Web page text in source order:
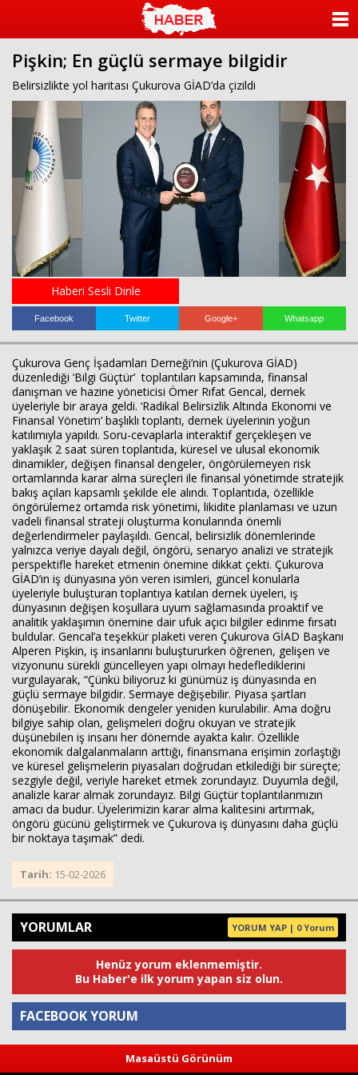
Pişkin; En güçlü sermaye bilgidir
Belirsizlikte yol haritası Çukurova GİAD’da çizildi
Haberi Sesli Dinle
Facebook Twitter Google+ Whatsapp
Çukurova Genç İşadamları Derneği’nin (Çukurova GİAD)
düzenlediği ‘Bilgi Güçtür’ toplantıları kapsamında, finansal
danışman ve hazine yöneticisi Ömer Rıfat Gencal, dernek
üyeleriyle bir araya geldi. ‘Radikal Belirsizlik Altında Ekonomi ve
Finansal Yönetim’ başlıklı toplantı, dernek üyelerinin yoğun
katılımıyla yapıldı. Soru-cevaplarla interaktif gerçekleşen ve
yaklaşık 2 saat süren toplantıda, küresel ve ulusal ekonomik
dinamikler, değişen finansal dengeler, öngörülemeyen risk
ortamlarında karar alma süreçleri ile finansal yönetimde stratejik
bakış açıları kapsamlı şekilde ele alındı. Toplantıda, özellikle
öngörülemez ortamda risk yönetimi, likidite planlaması ve uzun
vadeli finansal strateji oluşturma konularında önemli
değerlendirmeler paylaşıldı. Gencal, belirsizlik dönemlerinde
yalnızca veriye dayalı değil, öngörü, senaryo analizi ve stratejik
perspektifle hareket etmenin önemine dikkat çekti. Çukurova
GİAD’ın iş dünyasına yön veren isimleri, güncel konularla
üyeleriyle buluşturan toplantıya katılan dernek üyeleri, iş
dünyasının değişen koşullara uyum sağlamasında proaktif ve
analitik yaklaşımın önemine dair ufuk açıcı bilgiler edinme fırsatı
buldular. Gencal’a teşekkür plaketi veren Çukurova GİAD Başkanı
Alperen Pişkin, iş insanlarını buluştururken öğrenen, gelişen ve
vizyonunu sürekli güncelleyen yapı olmayı hedeflediklerini
vurgulayarak, “Çünkü biliyoruz ki günümüz iş dünyasında en
güçlü sermaye bilgidir. Sermaye değişebilir. Piyasa şartları
dönüşebilir. Ekonomik dengeler yeniden kurulabilir. Ama doğru
bilgiye sahip olan, gelişmeleri doğru okuyan ve stratejik
düşünebilen iş insanı her dönemde ayakta kalır. Özellikle
ekonomik dalgalanmaların arttığı, finansmana erişimin zorlaştığı
ve küresel gelişmelerin piyasaları doğrudan etkilediği bir süreçte;
sezgiyle değil, veriyle hareket etmek zorundayız. Duyumla değil,
analizle karar almak zorundayız. Bilgi Güçtür toplantılarımızın
amacı da budur. Üyelerimizin karar alma kalitesini artırmak,
öngörü gücünü geliştirmek ve Çukurova iş dünyasını daha güçlü
bir noktaya taşımak” dedi.
Tarih: 15-02-2026
YORUMLAR YORUM YAP | 0 Yorum
Henüz yorum eklenmemiştir.
Bu Haber'e ilk yorum yapan siz olun.
FACEBOOK YORUM
Yorum
Masaüstü Görünüm
KATEGORİLER
FOTO GALERİ
VİDEO GALERİ
Haberin Doğru Adresi.